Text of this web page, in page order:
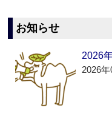
お知らせ
2026
2026